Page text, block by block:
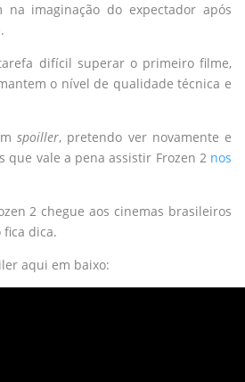
na imaginação do expectador após
difícil superar o primeiro filme,
o nível de qualidade técnica e
spoiller, pretendo ver novamente e
que vale a pena assistir Frozen 2 nos
2 chegue aos cinemas brasileiros
fica dica.
aqui em baixo: